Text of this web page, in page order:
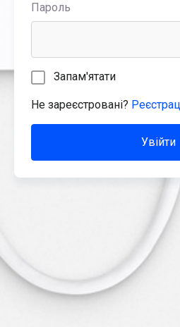
Пароль
Запам'ятати
Не зареєстровані?